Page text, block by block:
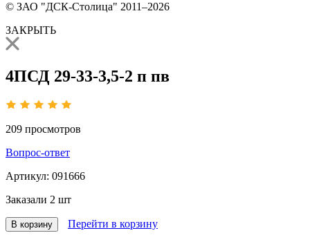
© ЗАО "ДСК-Столица" 2011–2026
ЗАКРЫТЬ
4ПСД 29-33-3,5-2 п пв
209 просмотров
Вопрос-ответ
Артикул: 091666
Заказали 2 шт
В корзину Перейти в корзину